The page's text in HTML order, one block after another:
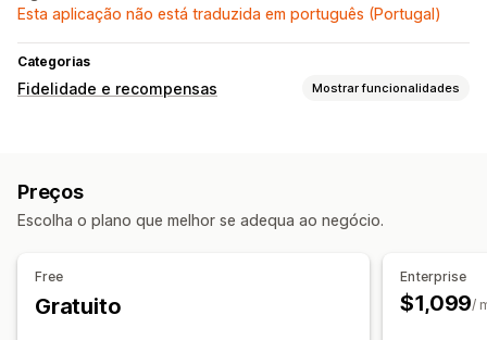
Esta aplicação não está traduzida em português (Portugal)
Categorias
Fidelidade e recompensas Mostrar funcionalidades
Recompensas que pode oferecer
Preços
Escolha o plano que melhor se adequa ao negócio.
Free
Gratuito
Enterprise
$1,099/